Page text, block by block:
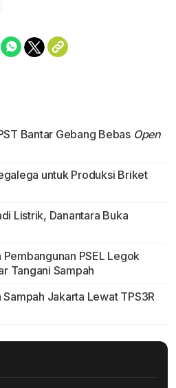
Bantar Gebang Bebas Open
untuk Produksi Briket
Listrik, Danantara Buka
PSEL Legok
Tangani Sampah
Jakarta Lewat TPS3R